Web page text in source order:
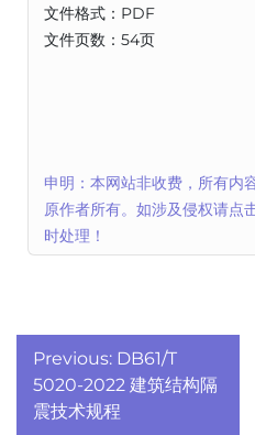
文件格式：PDF
文件页数：54页
申明：本网站非收费，所有内
原作者所有。如涉及侵权请点
时处理！
文
章
Previous: DB61/T
5020-2022 建筑结构隔
震技术规程